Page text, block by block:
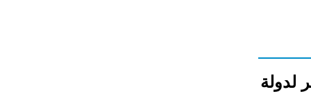
لدولة